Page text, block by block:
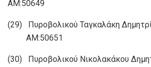
ΑΜ:50649
(29) Πυροβολικού Ταγκαλάκη
ΑΜ:50651
(30) Πυροβολικού Νικολακάκου